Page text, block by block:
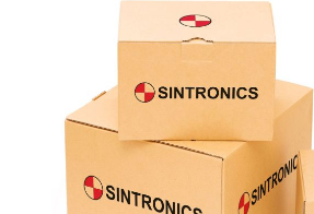
módulos antiguos a un alto nivel
de módulos descontinuados por